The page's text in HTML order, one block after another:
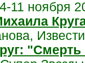
11 ноября